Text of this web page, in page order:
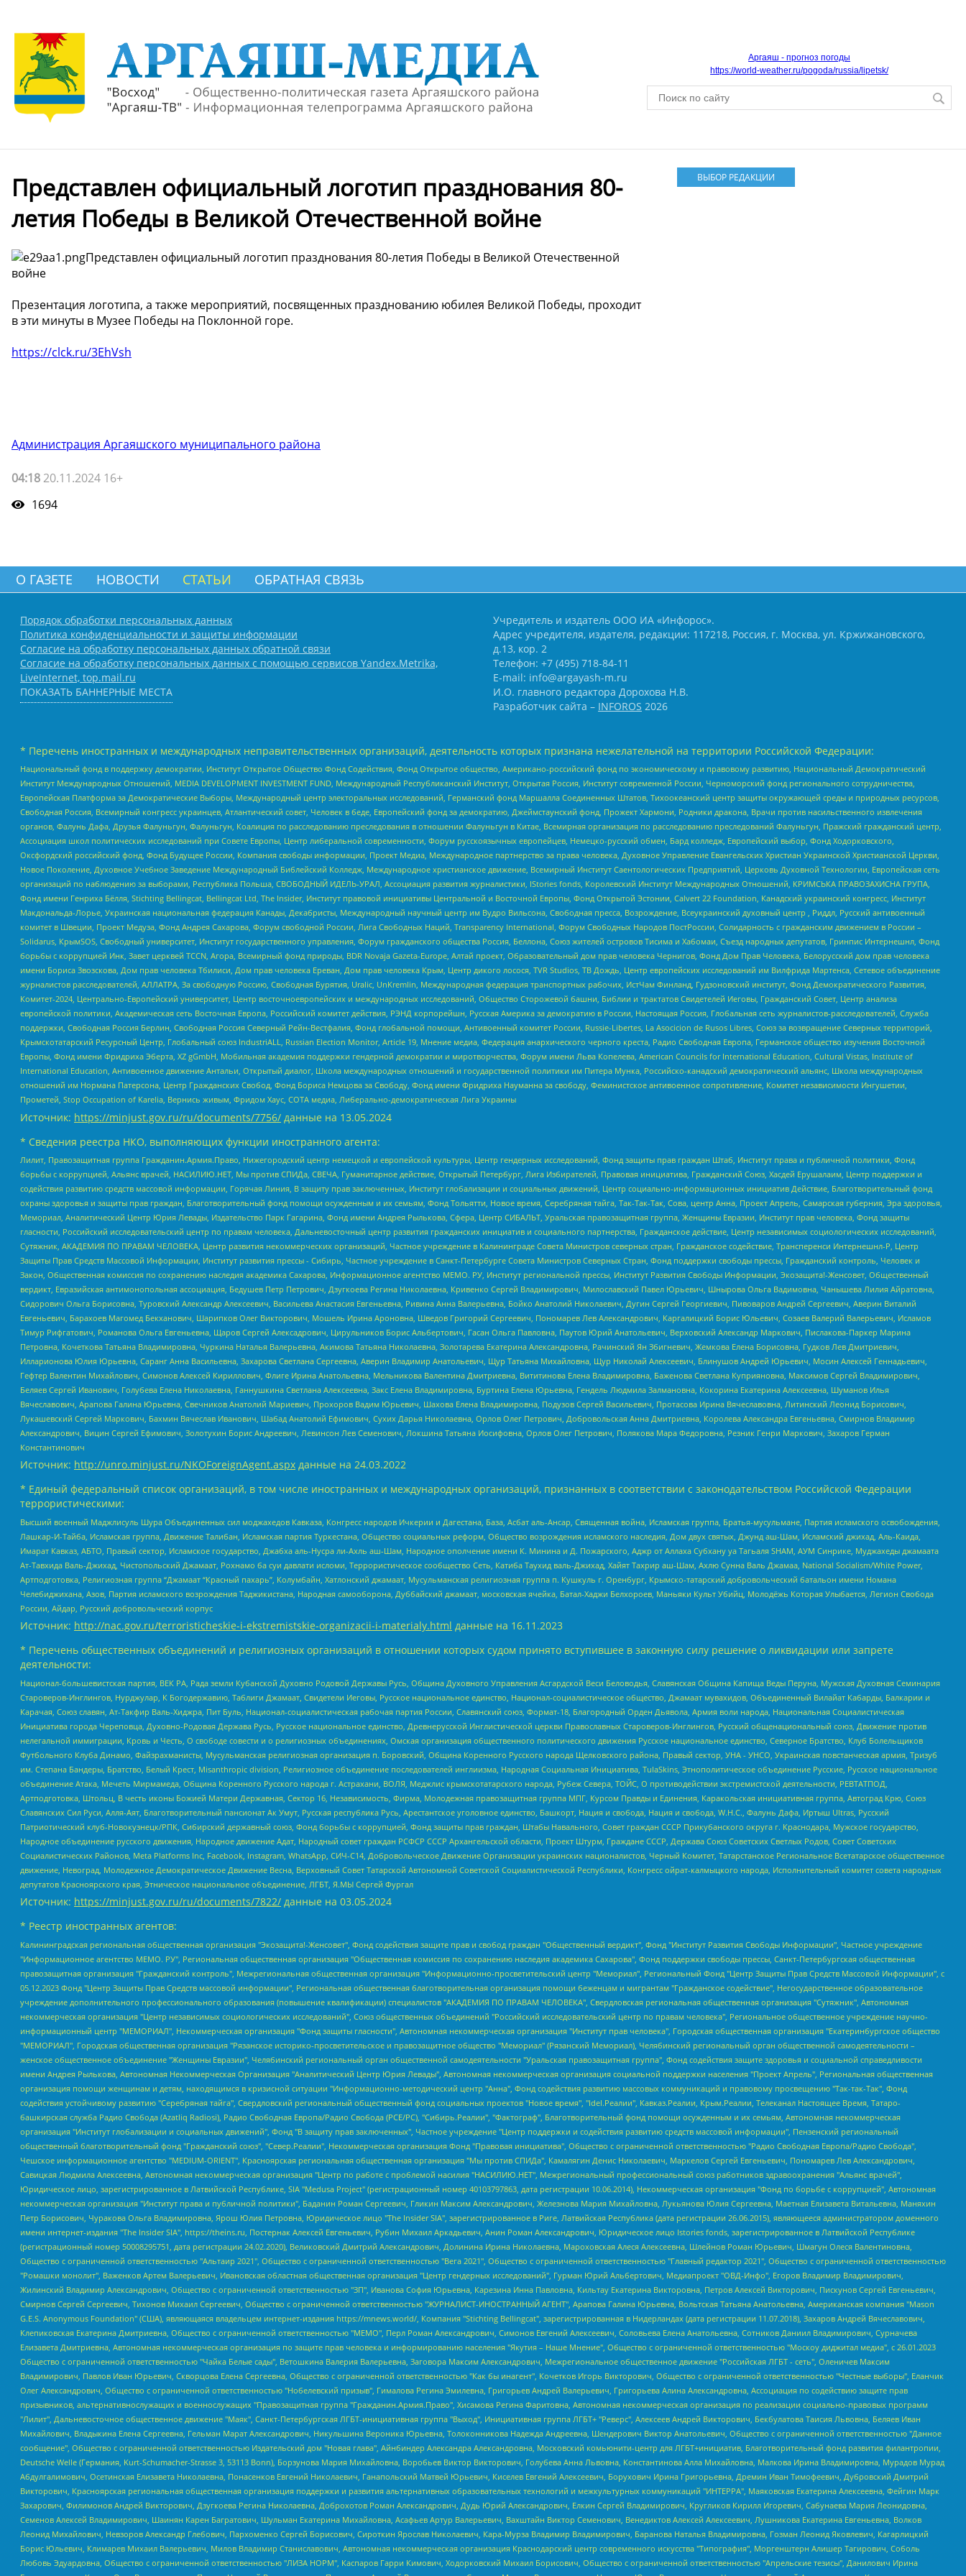
Аргаяш - прогноз погоды
https://world-weather.ru/pogoda/russia/lipetsk/
Представлен официальный логотип празднования 80-
летия Победы в Великой Отечественной войне
Представлен официальный логотип празднования 80-летия Победы в Великой Отечественной
войне
Презентация логотипа, а также мероприятий, посвященных празднованию юбилея Великой Победы, проходит
в эти минуты в Музее Победы на Поклонной горе.
https://clck.ru/3EhVsh
Администрация Аргаяшского муниципального района
04:18 20.11.2024 16+
1694
ВЫБОР РЕДАКЦИИ
О ГАЗЕТЕ НОВОСТИ СТАТЬИ ОБРАТНАЯ СВЯЗЬ
Порядок обработки персональных данных
Политика конфиденциальности и защиты информации
Согласие на обработку персональных данных обратной связи
Согласие на обработку персональных данных с помощью сервисов Yandex.Metrika,
LiveInternet, top.mail.ru
ПОКАЗАТЬ БАННЕРНЫЕ МЕСТА
Учредитель и издатель ООО ИА «Инфорос».
Адрес учредителя, издателя, редакции: 117218, Россия, г. Москва, ул. Кржижановского,
д.13, кор. 2
Телефон: +7 (495) 718-84-11
E-mail: info@argayash-m.ru
И.О. главного редактора Дорохова Н.В.
Разработчик сайта – INFOROS 2026
* Перечень иностранных и международных неправительственных организаций, деятельность которых признана нежелательной на территории Российской Федерации:
Национальный фонд в поддержку демократии, Институт Открытое Общество Фонд Содействия, Фонд Открытое общество, Американо-российский фонд по экономическому и правовому развитию, Национальный Демократический
Институт Международных Отношений, MEDIA DEVELOPMENT INVESTMENT FUND, Международный Республиканский Институт, Открытая Россия, Институт современной России, Черноморский фонд регионального сотрудничества,
Европейская Платформа за Демократические Выборы, Международный центр электоральных исследований, Германский фонд Маршалла Соединенных Штатов, Тихоокеанский центр защиты окружающей среды и природных ресурсов,
Свободная Россия, Всемирный конгресс украинцев, Атлантический совет, Человек в беде, Европейский фонд за демократию, Джеймстаунский фонд, Прожект Хармони, Родники дракона, Врачи против насильственного извлечения
органов, Фалунь Дафа, Друзья Фалуньгун, Фалуньгун, Коалиция по расследованию преследования в отношении Фалуньгун в Китае, Всемирная организация по расследованию преследований Фалуньгун, Пражский гражданский центр,
Ассоциация школ политических исследований при Совете Европы, Центр либеральной современности, Форум русскоязычных европейцев, Немецко-русский обмен, Бард колледж, Европейский выбор, Фонд Ходорковского,
Оксфордский российский фонд, Фонд Будущее России, Компания свободы информации, Проект Медиа, Международное партнерство за права человека, Духовное Управление Евангельских Христиан Украинской Христианской Церкви,
Новое Поколение, Духовное Учебное Заведение Международный Библейский Колледж, Международное христианское движение, Всемирный Институт Саентологических Предприятий, Церковь Духовной Технологии, Европейская сеть
организаций по наблюдению за выборами, Республика Польша, СВОБОДНЫЙ ИДЕЛЬ-УРАЛ, Ассоциация развития журналистики, IStories fonds, Королевский Институт Международных Отношений, КРИМСЬКА ПРАВОЗАХИСНА ГРУПА,
Фонд имени Генриха Бёлля, Stichting Bellingcat, Bellingcat Ltd, The Insider, Институт правовой инициативы Центральной и Восточной Европы, Фонд Открытой Эстонии, Calvert 22 Foundation, Канадский украинский конгресс, Институт
Макдональда-Лорье, Украинская национальная федерация Канады, Декабристы, Международный научный центр им Вудро Вильсона, Свободная пресса, Возрождение, Всеукраинский духовный центр , Риддл, Русский антивоенный
комитет в Швеции, Проект Медуза, Фонд Андрея Сахарова, Форум свободной России, Лига Свободных Наций, Transparеncy International, Форум Свободных Народов ПостРоссии, Солидарность с гражданским движением в России –
Solidarus, КрымSOS, Свободный университет, Институт государственного управления, Форум гражданского общества Россия, Беллона, Союз жителей островов Тисима и Хабомаи, Съезд народных депутатов, Гринпис Интернешнл, Фонд
борьбы с коррупцией Инк, Завет церквей TCCN, Агора, Всемирный фонд природы, BDR Novaja Gazeta-Europe, Алтай проект, Образовательный дом прав человека Чернигов, Фонд Дом Прав Человека, Белорусский дом прав человека
имени Бориса Звозскова, Дом прав человека Тбилиси, Дом прав человека Ереван, Дом прав человека Крым, Центр дикого лосося, TVR Studios, ТВ Дождь, Центр европейских исследований им Вилфрида Мартенса, Сетевое объединение
журналистов расследователей, АЛЛАТРА, За свободную Россию, Свободная Бурятия, Uralic, UnKremlin, Международная федерация транспортных рабочих, ИстЧам Финланд, Гудзоновский институт, Фонд Демократического Развития,
Комитет-2024, Центрально-Европейский университет, Центр восточноевропейских и международных исследований, Общество Сторожевой башни, Библии и трактатов Свидетелей Иеговы, Гражданский Совет, Центр анализа
европейской политики, Академическая сеть Восточная Европа, Российский комитет действия, РЭНД корпорейшн, Русская Америка за демократию в России, Настоящая Россия, Глобальная сеть журналистов-расследователей, Служба
поддержки, Свободная Россия Берлин, Свободная Россия Северный Рейн-Вестфалия, Фонд глобальной помощи, Антивоенный комитет России, Russie-Libertes, La Asocicion de Rusos Libres, Союз за возвращение Северных территорий,
Крымскотатарский Ресурсный Центр, Глобальный союз IndustriALL, Russian Election Monitor, Article 19, Мнение медиа, Федерация анархического черного креста, Радио Свободная Европа, Германское общество изучения Восточной
Европы, Фонд имени Фридриха Эберта, XZ gGmbH, Мобильная академия поддержки гендерной демократии и миротворчества, Форум имени Льва Копелева, American Councils for International Education, Cultural Vistas, Institute of
International Education, Антивоенное движение Антальи, Открытый диалог, Школа международных отношений и государственной политики им Питера Мунка, Российско-канадский демократический альянс, Школа международных
отношений им Нормана Патерсона, Центр Гражданских Свобод, Фонд Бориса Немцова за Свободу, Фонд имени Фридриха Науманна за свободу, Феминистское антивоенное сопротивление, Комитет независимости Ингушетии,
Прометей, Stop Occupation of Karelia, Вернись живым, Фридом Хаус, СОТА медиа, Либерально-демократическая Лига Украины
Источник: https://minjust.gov.ru/ru/documents/7756/ данные на 13.05.2024
* Сведения реестра НКО, выполняющих функции иностранного агента:
Лилит, Правозащитная группа Гражданин.Армия.Право, Нижегородский центр немецкой и европейской культуры, Центр гендерных исследований, Фонд защиты прав граждан Штаб, Институт права и публичной политики, Фонд
борьбы с коррупцией, Альянс врачей, НАСИЛИЮ.НЕТ, Мы против СПИДа, СВЕЧА, Гуманитарное действие, Открытый Петербург, Лига Избирателей, Правовая инициатива, Гражданский Союз, Хасдей Ерушалаим, Центр поддержки и
содействия развитию средств массовой информации, Горячая Линия, В защиту прав заключенных, Институт глобализации и социальных движений, Центр социально-информационных инициатив Действие, Благотворительный фонд
охраны здоровья и защиты прав граждан, Благотворительный фонд помощи осужденным и их семьям, Фонд Тольятти, Новое время, Серебряная тайга, Так-Так-Так, Сова, центр Анна, Проект Апрель, Самарская губерния, Эра здоровья,
Мемориал, Аналитический Центр Юрия Левады, Издательство Парк Гагарина, Фонд имени Андрея Рылькова, Сфера, Центр СИБАЛЬТ, Уральская правозащитная группа, Женщины Евразии, Институт прав человека, Фонд защиты
гласности, Российский исследовательский центр по правам человека, Дальневосточный центр развития гражданских инициатив и социального партнерства, Гражданское действие, Центр независимых социологических исследований,
Сутяжник, АКАДЕМИЯ ПО ПРАВАМ ЧЕЛОВЕКА, Центр развития некоммерческих организаций, Частное учреждение в Калининграде Совета Министров северных стран, Гражданское содействие, Трансперенси Интернешнл-Р, Центр
Защиты Прав Средств Массовой Информации, Институт развития прессы - Сибирь, Частное учреждение в Санкт-Петербурге Совета Министров Северных Стран, Фонд поддержки свободы прессы, Гражданский контроль, Человек и
Закон, Общественная комиссия по сохранению наследия академика Сахарова, Информационное агентство МЕМО. РУ, Институт региональной прессы, Институт Развития Свободы Информации, Экозащита!-Женсовет, Общественный
вердикт, Евразийская антимонопольная ассоциация, Бедушев Петр Петрович, Дзугкоева Регина Николаевна, Кривенко Сергей Владимирович, Милославский Павел Юрьевич, Шнырова Ольга Вадимовна, Чанышева Лилия Айратовна,
Сидорович Ольга Борисовна, Туровский Александр Алексеевич, Васильева Анастасия Евгеньевна, Ривина Анна Валерьевна, Бойко Анатолий Николаевич, Дугин Сергей Георгиевич, Пивоваров Андрей Сергеевич, Аверин Виталий
Евгеньевич, Барахоев Магомед Бекханович, Шарипков Олег Викторович, Мошель Ирина Ароновна, Шведов Григорий Сергеевич, Пономарев Лев Александрович, Каргалицкий Борис Юльевич, Созаев Валерий Валерьевич, Исламов
Тимур Рифгатович, Романова Ольга Евгеньевна, Щаров Сергей Алексадрович, Цирульников Борис Альбертович, Гасан Ольга Павловна, Паутов Юрий Анатольевич, Верховский Александр Маркович, Пислакова-Паркер Марина
Петровна, Кочеткова Татьяна Владимировна, Чуркина Наталья Валерьевна, Акимова Татьяна Николаевна, Золотарева Екатерина Александровна, Рачинский Ян Збигневич, Жемкова Елена Борисовна, Гудков Лев Дмитриевич,
Илларионова Юлия Юрьевна, Саранг Анна Васильевна, Захарова Светлана Сергеевна, Аверин Владимир Анатольевич, Щур Татьяна Михайловна, Щур Николай Алексеевич, Блинушов Андрей Юрьевич, Мосин Алексей Геннадьевич,
Гефтер Валентин Михайлович, Симонов Алексей Кириллович, Флиге Ирина Анатольевна, Мельникова Валентина Дмитриевна, Вититинова Елена Владимировна, Баженова Светлана Куприяновна, Максимов Сергей Владимирович,
Беляев Сергей Иванович, Голубева Елена Николаевна, Ганнушкина Светлана Алексеевна, Закс Елена Владимировна, Буртина Елена Юрьевна, Гендель Людмила Залмановна, Кокорина Екатерина Алексеевна, Шуманов Илья
Вячеславович, Арапова Галина Юрьевна, Свечников Анатолий Мариевич, Прохоров Вадим Юрьевич, Шахова Елена Владимировна, Подузов Сергей Васильевич, Протасова Ирина Вячеславовна, Литинский Леонид Борисович,
Лукашевский Сергей Маркович, Бахмин Вячеслав Иванович, Шабад Анатолий Ефимович, Сухих Дарья Николаевна, Орлов Олег Петрович, Добровольская Анна Дмитриевна, Королева Александра Евгеньевна, Смирнов Владимир
Александрович, Вицин Сергей Ефимович, Золотухин Борис Андреевич, Левинсон Лев Семенович, Локшина Татьяна Иосифовна, Орлов Олег Петрович, Полякова Мара Федоровна, Резник Генри Маркович, Захаров Герман
Константинович
Источник: http://unro.minjust.ru/NKOForeignAgent.aspx данные на 24.03.2022
* Единый федеральный список организаций, в том числе иностранных и международных организаций, признанных в соответствии с законодательством Российской Федерации
террористическими:
Высший военный Маджлисуль Шура Объединенных сил моджахедов Кавказа, Конгресс народов Ичкерии и Дагестана, База, Асбат аль-Ансар, Священная война, Исламская группа, Братья-мусульмане, Партия исламского освобождения,
Лашкар-И-Тайба, Исламская группа, Движение Талибан, Исламская партия Туркестана, Общество социальных реформ, Общество возрождения исламского наследия, Дом двух святых, Джунд аш-Шам, Исламский джихад, Аль-Каида,
Имарат Кавказ, АБТО, Правый сектор, Исламское государство, Джабха аль-Нусра ли-Ахль аш-Шам, Народное ополчение имени К. Минина и Д. Пожарского, Аджр от Аллаха Субхану уа Тагьаля SHAM, АУМ Синрике, Муджахеды джамаата
Ат-Тавхида Валь-Джихад, Чистопольский Джамаат, Рохнамо ба суи давлати исломи, Террористическое сообщество Сеть, Катиба Таухид валь-Джихад, Хайят Тахрир аш-Шам, Ахлю Сунна Валь Джамаа, National Socialism/White Power,
Артподготовка, Религиозная группа “Джамаат “Красный пахарь”, Колумбайн, Хатлонский джамаат, Мусульманская религиозная группа п. Кушкуль г. Оренбург, Крымско-татарский добровольческий батальон имени Номана
Челебиджихана, Азов, Партия исламского возрождения Таджикистана, Народная самооборона, Дуббайский джамаат, московская ячейка, Батал-Хаджи Белхороев, Маньяки Культ Убийц, Молодёжь Которая Улыбается, Легион Свобода
России, Айдар, Русский добровольческий корпус
Источник: http://nac.gov.ru/terroristicheskie-i-ekstremistskie-organizacii-i-materialy.html данные на 16.11.2023
* Перечень общественных объединений и религиозных организаций в отношении которых судом принято вступившее в законную силу решение о ликвидации или запрете
деятельности:
Национал-большевистская партия, ВЕК РА, Рада земли Кубанской Духовно Родовой Державы Русь, Община Духовного Управления Асгардской Веси Беловодья, Славянская Община Капища Веды Перуна, Мужская Духовная Семинария
Староверов-Инглингов, Нурджулар, К Богодержавию, Таблиги Джамаат, Свидетели Иеговы, Русское национальное единство, Национал-социалистическое общество, Джамаат мувахидов, Объединенный Вилайат Кабарды, Балкарии и
Карачая, Союз славян, Ат-Такфир Валь-Хиджра, Пит Буль, Национал-социалистическая рабочая партия России, Славянский союз, Формат-18, Благородный Орден Дьявола, Армия воли народа, Национальная Социалистическая
Инициатива города Череповца, Духовно-Родовая Держава Русь, Русское национальное единство, Древнерусской Инглистической церкви Православных Староверов-Инглингов, Русский общенациональный союз, Движение против
нелегальной иммиграции, Кровь и Честь, О свободе совести и о религиозных объединениях, Омская организация общественного политического движения Русское национальное единство, Северное Братство, Клуб Болельщиков
Футбольного Клуба Динамо, Файзрахманисты, Мусульманская религиозная организация п. Боровский, Община Коренного Русского народа Щелковского района, Правый сектор, УНА - УНСО, Украинская повстанческая армия, Тризуб
им. Степана Бандеры, Братство, Белый Крест, Misanthropic division, Религиозное объединение последователей инглиизма, Народная Социальная Инициатива, TulaSkins, Этнополитическое объединение Русские, Русское национальное
объединение Атака, Мечеть Мирмамеда, Община Коренного Русского народа г. Астрахани, ВОЛЯ, Меджлис крымскотатарского народа, Рубеж Севера, ТОЙС, О противодействии экстремистской деятельности, РЕВТАТПОД,
Артподготовка, Штольц, В честь иконы Божией Матери Державная, Сектор 16, Независимость, Фирма, Молодежная правозащитная группа МПГ, Курсом Правды и Единения, Каракольская инициативная группа, Автоград Крю, Союз
Славянских Сил Руси, Алля-Аят, Благотворительный пансионат Ак Умут, Русская республика Русь, Арестантское уголовное единство, Башкорт, Нация и свобода, Нация и свобода, W.H.С., Фалунь Дафа, Иртыш Ultras, Русский
Патриотический клуб-Новокузнецк/РПК, Сибирский державный союз, Фонд борьбы с коррупцией, Фонд защиты прав граждан, Штабы Навального, Совет граждан СССР Прикубанского округа г. Краснодара, Мужское государство,
Народное объединение русского движения, Народное движение Адат, Народный совет граждан РСФСР СССР Архангельской области, Проект Штурм, Граждане СССР, Держава Союз Советских Светлых Родов, Совет Советских
Социалистических Районов, Meta Platforms Inc, Facebook, Instagram, WhatsApp, СИЧ-С14, Добровольческое Движение Организации украинских националистов, Черный Комитет, Татарстанское Региональное Всетатарское общественное
движение, Невоград, Молодежное Демократическое Движение Весна, Верховный Совет Татарской Автономной Советской Социалистической Республики, Конгресс ойрат-калмыцкого народа, Исполнительный комитет совета народных
депутатов Красноярского края, Этническое национальное объединение, ЛГБТ, Я.МЫ Сергей Фургал
Источник: https://minjust.gov.ru/ru/documents/7822/ данные на 03.05.2024
* Реестр иностранных агентов:
Калининградская региональная общественная организация "Экозащита!-Женсовет", Фонд содействия защите прав и свобод граждан "Общественный вердикт", Фонд "Институт Развития Свободы Информации", Частное учреждение "Информационное агентство МЕМО. РУ", Региональная общественная организация "Общественная комиссия по сохранению наследия академика Сахарова", Фонд поддержки свободы прессы, Санкт-Петербургская общественная правозащитная организация "Гражданский контроль", Межрегиональная общественная организация "Информационно-просветительский центр "Мемориал", Региональный Фонд "Центр Защиты Прав Средств Массовой Информации", с 05.12.2023 Фонд "Центр Защиты Прав Средств массовой информации", Региональная общественная благотворительная организация помощи беженцам и мигрантам "Гражданское содействие", Негосударственное образовательное учреждение дополнительного профессионального образования (повышение квалификации) специалистов "АКАДЕМИЯ ПО ПРАВАМ ЧЕЛОВЕКА", Свердловская региональная общественная организация "Сутяжник", Автономная некоммерческая организация "Центр независимых социологических исследований", Союз общественных объединений "Российский исследовательский центр по правам человека", Региональное общественное учреждение научно-информационный центр "МЕМОРИАЛ", Некоммерческая организация "Фонд защиты гласности", Автономная некоммерческая организация "Институт прав человека", Городская общественная организация "Екатеринбургское общество "МЕМОРИАЛ", Городская общественная организация "Рязанское историко-просветительское и правозащитное общество "Мемориал" (Рязанский Мемориал), Челябинский региональный орган общественной самодеятельности – женское общественное объединение "Женщины Евразии", Челябинский региональный орган общественной самодеятельности "Уральская правозащитная группа", Фонд содействия защите здоровья и социальной справедливости имени Андрея Рылькова, Автономная Некоммерческая Организация "Аналитический Центр Юрия Левады", Автономная некоммерческая организация социальной поддержки населения "Проект Апрель", Региональная общественная организация помощи женщинам и детям, находящимся в кризисной ситуации "Информационно-методический центр "Анна", Фонд содействия развитию массовых коммуникаций и правовому просвещению "Так-так-Так", Фонд содействия устойчивому развитию "Серебряная тайга", Свердловский региональный общественный фонд социальных проектов "Новое время", "Idel.Реалии", Кавказ.Реалии, Крым.Реалии, Телеканал Настоящее Время, Татаро-башкирская служба Радио Свобода (Azatliq Radiosi), Радио Свободная Европа/Радио Свобода (PCE/PC), "Сибирь.Реалии", "Фактограф", Благотворительный фонд помощи осужденным и их семьям, Автономная некоммерческая организация "Институт глобализации и социальных движений", Фонд "В защиту прав заключенных", Частное учреждение "Центр поддержки и содействия развитию средств массовой информации", Пензенский региональный общественный благотворительный фонд "Гражданский союз", "Север.Реалии", Некоммерческая организация Фонд "Правовая инициатива", Общество с ограниченной ответственностью "Радио Свободная Европа/Радио Свобода", Чешское информационное агентство "MEDIUM-ORIENT", Красноярская региональная общественная организация "Мы против СПИДа", Камалягин Денис Николаевич, Маркелов Сергей Евгеньевич, Пономарев Лев Александрович, Савицкая Людмила Алексеевна, Автономная некоммерческая организация "Центр по работе с проблемой насилия "НАСИЛИЮ.НЕТ", Межрегиональный профессиональный союз работников здравоохранения "Альянс врачей", Юридическое лицо, зарегистрированное в Латвийской Республике, SIA "Medusa Project" (регистрационный номер 40103797863, дата регистрации 10.06.2014), Некоммерческая организация "Фонд по борьбе с коррупцией", Автономная некоммерческая организация "Институт права и публичной политики", Баданин Роман Сергеевич, Гликин Максим Александрович, Железнова Мария Михайловна, Лукьянова Юлия Сергеевна, Маетная Елизавета Витальевна, Маняхин Петр Борисович, Чуракова Ольга Владимировна, Ярош Юлия Петровна, Юридическое лицо "The Insider SIA", зарегистрированное в Риге, Латвийская Республика (дата регистрации 26.06.2015), являющееся администратором доменного имени интернет-издания "The Insider SIA", https://theins.ru, Постернак Алексей Евгеньевич, Рубин Михаил Аркадьевич, Анин Роман Александрович, Юридическое лицо Istories fonds, зарегистрированное в Латвийской Республике (регистрационный номер 50008295751, дата регистрации 24.02.2020), Великовский Дмитрий Александрович, Долинина Ирина Николаевна, Мароховская Алеся Алексеевна, Шлейнов Роман Юрьевич, Шмагун Олеся Валентиновна, Общество с ограниченной ответственностью "Альтаир 2021", Общество с ограниченной ответственностью "Вега 2021", Общество с ограниченной ответственностью "Главный редактор 2021", Общество с ограниченной ответственностью "Ромашки монолит", Важенков Артем Валерьевич, Ивановская областная общественная организация "Центр гендерных исследований", Гурман Юрий Альбертович, Медиапроект "ОВД-Инфо", Егоров Владимир Владимирович, Жилинский Владимир Александрович, Общество с ограниченной ответственностью "ЗП", Иванова София Юрьевна, Карезина Инна Павловна, Кильтау Екатерина Викторовна, Петров Алексей Викторович, Пискунов Сергей Евгеньевич, Смирнов Сергей Сергеевич, Тихонов Михаил Сергеевич, Общество с ограниченной ответственностью "ЖУРНАЛИСТ-ИНОСТРАННЫЙ АГЕНТ", Арапова Галина Юрьевна, Вольтская Татьяна Анатольевна, Американская компания "Mason G.E.S. Anonymous Foundation" (США), являющаяся владельцем интернет-издания https://mnews.world/, Компания "Stichting Bellingcat", зарегистрированная в Нидерландах (дата регистрации 11.07.2018), Захаров Андрей Вячеславович, Клепиковская Екатерина Дмитриевна, Общество с ограниченной ответственностью "МЕМО", Перл Роман Александрович, Симонов Евгений Алексеевич, Соловьева Елена Анатольевна, Сотников Даниил Владимирович, Сурначева Елизавета Дмитриевна, Автономная некоммерческая организация по защите прав человека и информированию населения "Якутия – Наше Мнение", Общество с ограниченной ответственностью "Москоу диджитал медиа", с 26.01.2023 Общество с ограниченной ответственностью "Чайка Белые сады", Ветошкина Валерия Валерьевна, Заговора Максим Александрович, Межрегиональное общественное движение "Российская ЛГБТ - сеть", Оленичев Максим Владимирович, Павлов Иван Юрьевич, Скворцова Елена Сергеевна, Общество с ограниченной ответственностью "Как бы инагент", Кочетков Игорь Викторович, Общество с ограниченной ответственностью "Честные выборы", Еланчик Олег Александрович, Общество с ограниченной ответственностью "Нобелевский призыв", Гималова Регина Эмилевна, Григорьев Андрей Валерьевич, Григорьева Алина Александровна, Ассоциация по содействию защите прав призывников, альтернативнослужащих и военнослужащих "Правозащитная группа "Гражданин.Армия.Право", Хисамова Регина Фаритовна, Автономная некоммерческая организация по реализации социально-правовых программ "Лилит", Дальневосточное общественное движение "Маяк", Санкт-Петербургская ЛГБТ-инициативная группа "Выход", Инициативная группа ЛГБТ+ "Реверс", Алексеев Андрей Викторович, Бекбулатова Таисия Львовна, Беляев Иван Михайлович, Владыкина Елена Сергеевна, Гельман Марат Александрович, Никульшина Вероника Юрьевна, Толоконникова Надежда Андреевна, Шендерович Виктор Анатольевич, Общество с ограниченной ответственностью "Данное сообщение", Общество с ограниченной ответственностью Издательский дом "Новая глава", Айнбиндер Александра Александровна, Московский комьюнити-центр для ЛГБТ+инициатив, Благотворительный фонд развития филантропии, Deutsche Welle (Германия, Kurt-Schumacher-Strasse 3, 53113 Bonn), Борзунова Мария Михайловна, Воробьев Виктор Викторович, Голубева Анна Львовна, Константинова Алла Михайловна, Малкова Ирина Владимировна, Мурадов Мурад Абдулгалимович, Осетинская Елизавета Николаевна, Понасенков Евгений Николаевич, Ганапольский Матвей Юрьевич, Киселев Евгений Алексеевич, Борухович Ирина Григорьевна, Дремин Иван Тимофеевич, Дубровский Дмитрий Викторович, Красноярская региональная общественная организация поддержки и развития альтернативных образовательных технологий и межкультурных коммуникаций "ИНТЕРРА", Маяковская Екатерина Алексеевна, Фейгин Марк Захарович, Филимонов Андрей Викторович, Дзугкоева Регина Николаевна, Доброхотов Роман Александрович, Дудь Юрий Александрович, Елкин Сергей Владимирович, Кругликов Кирилл Игоревич, Сабунаева Мария Леонидовна, Семенов Алексей Владимирович, Шаинян Карен Багратович, Шульман Екатерина Михайловна, Асафьев Артур Валерьевич, Вахштайн Виктор Семенович, Венедиктов Алексей Алексеевич, Лушникова Екатерина Евгеньевна, Волков Леонид Михайлович, Невзоров Александр Глебович, Пархоменко Сергей Борисович, Сироткин Ярослав Николаевич, Кара-Мурза Владимир Владимирович, Баранова Наталья Владимировна, Гозман Леонид Яковлевич, Кагарлицкий Борис Юльевич, Климарев Михаил Валерьевич, Милов Владимир Станиславович, Автономная некоммерческая организация Краснодарский центр современного искусства "Типография", Моргенштерн Алишер Тагирович, Соболь Любовь Эдуардовна, Общество с ограниченной ответственностью "ЛИЗА НОРМ", Каспаров Гарри Кимович, Ходорковский Михаил Борисович, Общество с ограниченной ответственностью "Апрельские тезисы", Данилович Ирина Брониславовна, Кашин Олег Владимирович, Петров Николай Владимирович, Пивоваров Алексей Владимирович, Соколов Михаил Владимирович, Цветкова Юлия Владимировна, Чичваркин Евгений Александрович, Комитет против пыток/Команда против пыток, Общество с ограниченной ответственностью "Первый научный", Общество с ограниченной ответственностью "Вертолет и ко", Белоцерковская Вероника Борисовна, Кац Максим Евгеньевич, Лазарева Татьяна Юрьевна, Шаведдинов Руслан Табризович, Яшин Илья Валерьевич, Общество с ограниченной ответственностью "Иноагент ААВ", Алешковский Дмитрий Петрович, Альбац Евгения Марковна, Быков Дмитрий Львович, Галямина Юлия Евгеньевна, Лойко Сергей Леонидович, Мартынов Кирилл Константинович, Медведев Сергей Александрович, Крашенинников Федор Геннадиевич, Гордеева Катерина Вл